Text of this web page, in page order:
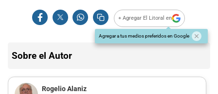
+ Agregar El Litoral en
Agregar a tus medios preferidos en Google
Sobre el Autor
Rogelio Alaniz